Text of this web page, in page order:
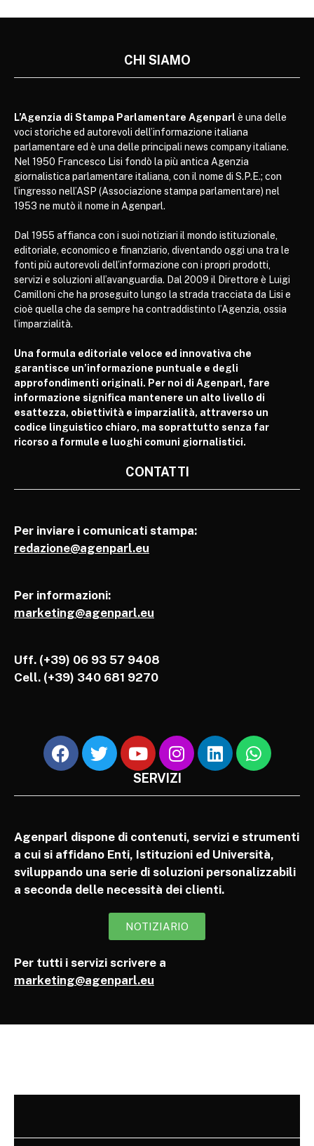
CHI SIAMO
L’Agenzia di Stampa Parlamentare Agenparl è una delle
voci storiche ed autorevoli dell’informazione italiana
parlamentare ed è una delle principali news company italiane.
Nel 1950 Francesco Lisi fondò la più antica Agenzia
giornalistica parlamentare italiana, con il nome di S.P.E.; con
l’ingresso nell’ASP (Associazione stampa parlamentare) nel
1953 ne mutò il nome in Agenparl.
Dal 1955 affianca con i suoi notiziari il mondo istituzionale,
editoriale, economico e finanziario, diventando oggi una tra le
fonti più autorevoli dell’informazione con i propri prodotti,
servizi e soluzioni all’avanguardia. Dal 2009 il Direttore è Luigi
Camilloni che ha proseguito lungo la strada tracciata da Lisi e
cioè quella che da sempre ha contraddistinto l’Agenzia, ossia
l’imparzialità.
Una formula editoriale veloce ed innovativa che
garantisce un’informazione puntuale e degli
approfondimenti originali. Per noi di Agenparl, fare
informazione significa mantenere un alto livello di
esattezza, obiettività e imparzialità, attraverso un
codice linguistico chiaro, ma soprattutto senza far
ricorso a formule e luoghi comuni giornalistici.
CONTATTI
Per inviare i comunicati stampa:
redazione@agenparl.eu
Per informazioni:
marketing@agenparl.eu
Uff. (+39) 06 93 57 9408
Cell. (+39) 340 681 9270
SERVIZI
Agenparl dispone di contenuti, servizi e strumenti
a cui si affidano Enti, Istituzioni ed Università,
sviluppando una serie di soluzioni personalizzabili
a seconda delle necessità dei clienti.
NOTIZIARIO
Per tutti i servizi scrivere a
marketing@agenparl.eu